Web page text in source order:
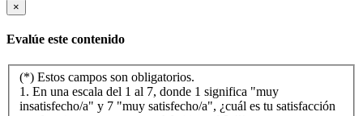
×
Evalúe este contenido
(*) Estos campos son obligatorios.
1. En una escala del 1 al 7, donde 1 significa "muy
insatisfecho/a" y 7 "muy satisfecho/a", ¿cuál es tu satisfacción